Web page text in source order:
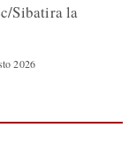
Sibatira la
2026